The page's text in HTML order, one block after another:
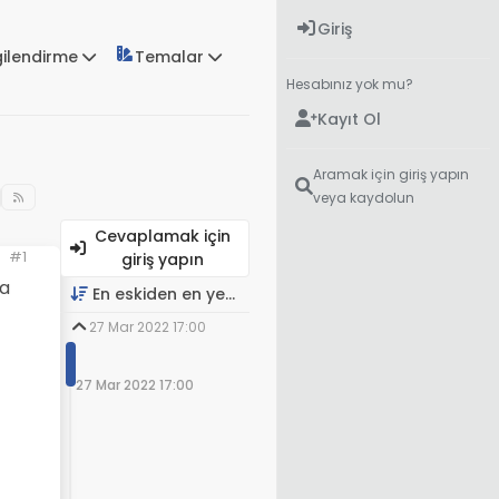
Temalar
#1
Cevaplamak için
giriş yapın
En eskiden en yeniye
27 Mar 2022 17:00
27 Mar 2022 17:00
Giriş
Hesabınız yok mu?
Kayıt Ol
Aramak için giriş yapın
veya kaydolun